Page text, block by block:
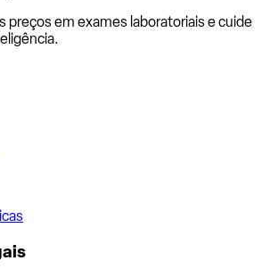
preços em exames laboratoriais e cuide